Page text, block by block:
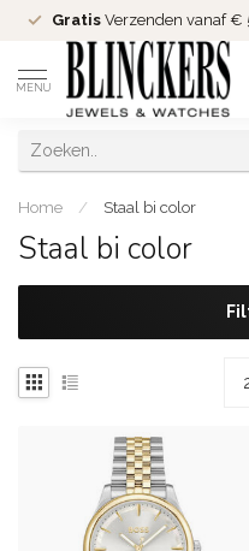
Gratis Verzenden vanaf €
MENU
Home / Staal bi color
Staal bi color